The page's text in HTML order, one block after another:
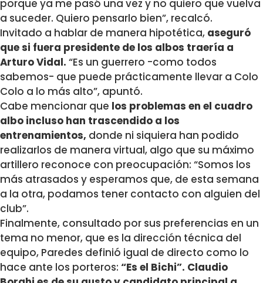
porque ya me pasó una vez y no quiero que vuelva
a suceder. Quiero pensarlo bien”, recalcó.
Invitado a hablar de manera hipotética, aseguró
que si fuera presidente de los albos traería a
Arturo Vidal. “Es un guerrero -como todos
sabemos- que puede prácticamente llevar a Colo
Colo a lo más alto”, apuntó.
Cabe mencionar que los problemas en el cuadro
albo incluso han trascendido a los
entrenamientos, donde ni siquiera han podido
realizarlos de manera virtual, algo que su máximo
artillero reconoce con preocupación: “Somos los
más atrasados y esperamos que, de esta semana
a la otra, podamos tener contacto con alguien del
club”.
Finalmente, consultado por sus preferencias en un
tema no menor, que es la dirección técnica del
equipo, Paredes definió igual de directo como lo
hace ante los porteros: “Es el Bichi”. Claudio